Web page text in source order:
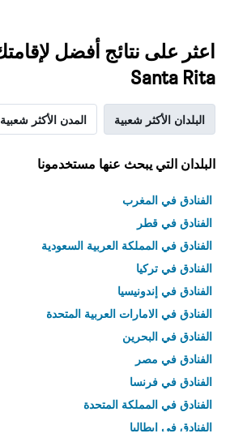
Santa Rita
البلدان الأكثر شعبية المدن الأكثر شعبية
البلدان التي يبحث عنها مستخدمونا
الفنادق في المغرب
الفنادق في قطر
الفنادق في المملكة العربية السعودية
الفنادق في تركيا
الفنادق في إندونيسيا
الفنادق في الامارات العربية المتحدة
الفنادق في البحرين
الفنادق في مصر
الفنادق في فرنسا
الفنادق في المملكة المتحدة
الفنادق في إيطاليا